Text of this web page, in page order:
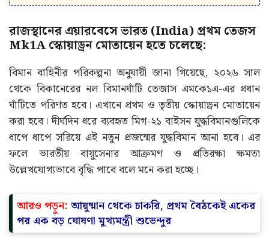
রাজস্থানের এয়ারবেসে ভারত (India) প্রথম তেজস
Mk1A স্কোয়াড্রন মোতায়েন হতে চলেছে:
বিমান বাহিনীর পরিকল্পনা অনুযায়ী জানা গিয়েছে, ২০২৬ সাল
থেকে বিকানেরের নল বিমানঘাঁটি তেজাস এমকে১এ-এর প্রধান
ঘাঁটিতে পরিণত হবে। এখানে প্রথম ও তৃতীয় স্কোয়াড্রন মোতায়েন
করা হবে। দীর্ঘদিন ধরে ব্যবহৃত মিগ-২১ বাইসন যুদ্ধবিমানগুলিকে
ধাপে ধাপে সরিয়ে এই নতুন প্রজন্মের যুদ্ধবিমান আনা হবে। এর
ফলে ভারতীয় বায়ুসেনার আক্রমণ ও প্রতিরক্ষা ক্ষমতা
উল্লেখযোগ্যভাবে বৃদ্ধি পাবে বলে মনে করা হচ্ছে।
আরও পড়ুন: আয়ুষ্মান থেকে চাকরি, প্রথম বৈঠকেই একের
পর এক বড় ঘোষণা মুখ্যমন্ত্রী শুভেন্দুর